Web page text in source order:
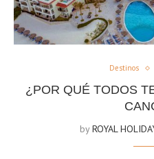
Destinos
¿POR QUÉ TODOS
byROYAL